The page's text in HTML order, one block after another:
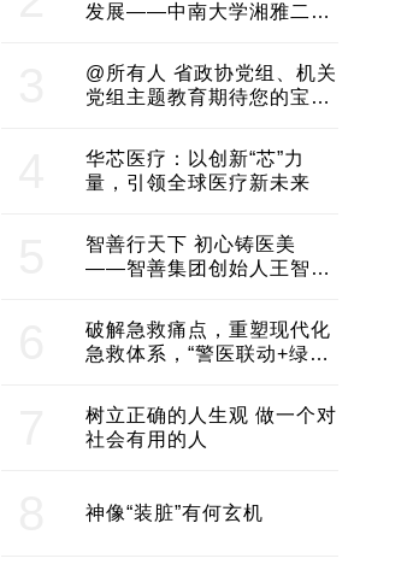
发展——中南大学湘雅二医
@所有人 省政协党组、机关
党组主题教育期待您的宝贵
华芯医疗：以创新“芯”力
量，引领全球医疗新未来
智善行天下 初心铸医美
——智善集团创始人王智带
建医美产业良性生态圈
破解急救痛点，重塑现代化
急救体系，“警医联动+绿波
树立正确的人生观 做一个对
社会有用的人
神像“装脏”有何玄机